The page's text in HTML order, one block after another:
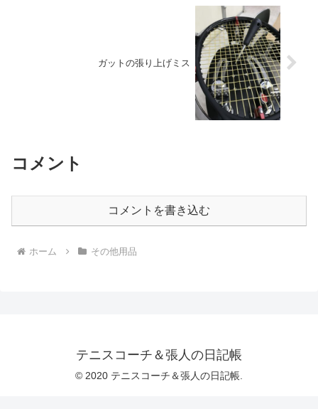
ガットの張り上げミス
コメント
コメントを書き込む
ホーム その他用品
テニスコーチ＆張人の日記帳
© 2020 テニスコーチ＆張人の日記帳.